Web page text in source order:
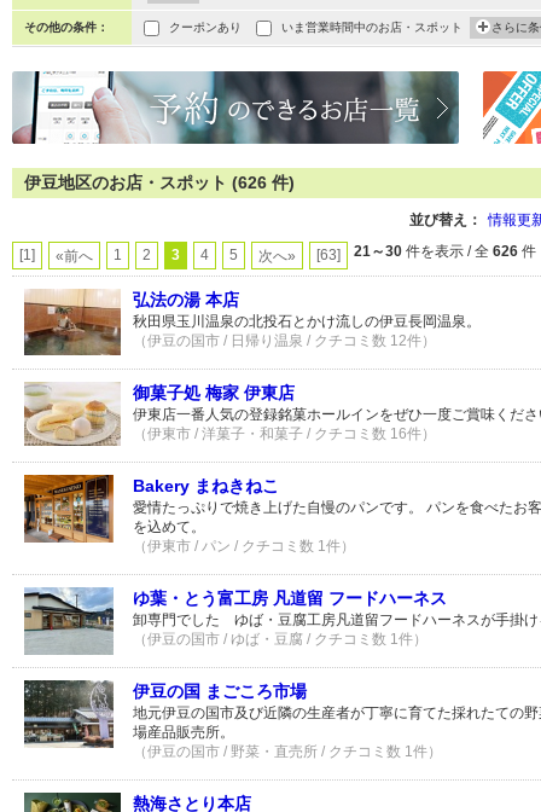
その他の条件： クーポンあり いま営業時間中のお店・スポット さらに
伊豆地区のお店・スポット (626 件)
並び替え： 情報更
[1] «前へ 1 2 3 4 5 次へ» [63] 21～30 件を表示 / 全 626 件
弘法の湯 本店
秋田県玉川温泉の北投石とかけ流しの伊豆長岡温泉。
（伊豆の国市 / 日帰り温泉 / クチコミ数 12件）
御菓子処 梅家 伊東店
伊東店一番人気の登録銘菓ホールインをぜひ一度ご賞味くだ
（伊東市 / 洋菓子・和菓子 / クチコミ数 16件）
Bakery まねきねこ
愛情たっぷりで焼き上げた自慢のパンです。 パンを食べたお
を込めて。
（伊東市 / パン / クチコミ数 1件）
ゆ葉・とう富工房 凡道留 フードハーネス
卸専門でした ゆば・豆腐工房凡道留フードハーネスが手掛
（伊豆の国市 / ゆば・豆腐 / クチコミ数 1件）
伊豆の国 まごころ市場
地元伊豆の国市及び近隣の生産者が丁寧に育てた採れたての
場産品販売所。
（伊豆の国市 / 野菜・直売所 / クチコミ数 1件）
熱海さとり本店